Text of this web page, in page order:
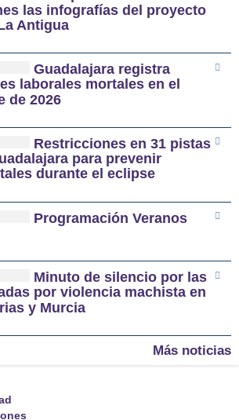
las infografías del proyecto
Antigua
Guadalajara registra
laborales mortales en el
de 2026
Restricciones en 31 pistas
para prevenir
durante el eclipse
Programación Veranos
Minuto de silencio por las
por violencia machista en
y Murcia
Más noticias